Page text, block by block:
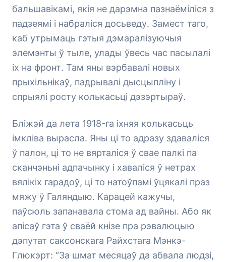
бальшавікамі, якія не дарэмна пазнаёміліся з
падзеямі і набраліся досьведу. Замест таго,
каб утрымаць гэтыя дэмаралізуючыя
элемэнты ў тыле, улады ўвесь час пасылалі
іх на фронт. Там яны вэрбавалі новых
прыхільнікаў, падрывалі дысцыпліну і
спрыялі росту колькасьці дэзэртыраў.
Бліжэй да лета 1918-га іхняя колькасьць
імкліва вырасла. Яны ці то адразу здаваліся
ў палон, ці то не вярталіся ў свае палкі па
сканчэньні адпачынку і хаваліся ў нетрах
вялікіх гарадоў, ці то натоўпамі ўцякалі праз
мяжу ў Галяндыю. Карацей кажучы,
паўсюль запанавала стома ад вайны. Або як
апісаў гэта ў сваёй кнізе пра рэвалюцыю
дэпутат саксонскага Райхстага Мэнкэ-
Глюкэрт: “За шмат месяцаў да абвала людзі,